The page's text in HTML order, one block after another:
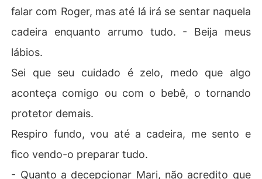
falar com Roger, mas até lá irá se sentar naquela
cadeira enquanto arrumo tudo. - Beija meus
lábios.
Sei que seu cuidado é zelo, medo que algo
aconteça comigo ou com o bebê, o tornando
protetor demais.
Respiro fundo, vou até a cadeira, me sento e
fico vendo-o preparar tudo.
- Quanto a decepcionar Mari, não acredito que